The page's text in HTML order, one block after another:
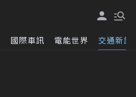
國際車訊 電能世界 交通新訊